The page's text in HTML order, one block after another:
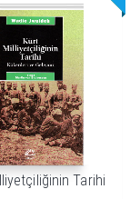
Tarihi